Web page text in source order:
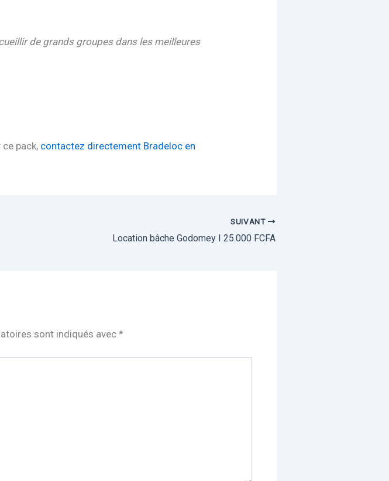
de grands groupes dans les meilleures
pack, contactez directement Bradeloc en
SUIVANT
Location bâche Godomey I 25.000 FCFA
sont indiqués avec *